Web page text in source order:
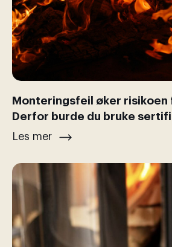
Monteringsfeil øker risikoen
Derfor burde du bruke
Les mer